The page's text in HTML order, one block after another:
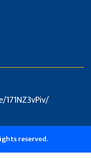
reserved.